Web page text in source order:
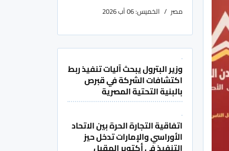
مصر الخميس: 06 آب 2026
وزير البترول يبحث آليات تنفيذ ربط
اكتشافات الشركة في قبرص
بالبنية التحتية المصرية
اتفاقية التجارة الحرة بين الاتحاد
الأوراسي والإمارات تدخل حيز